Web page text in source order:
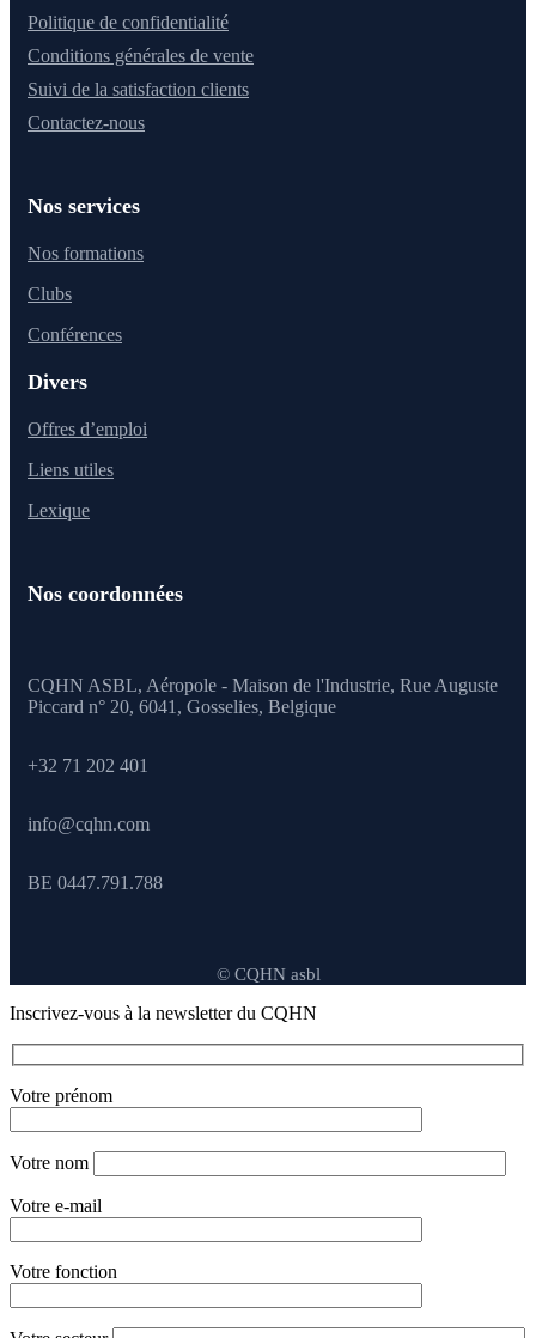
Politique de confidentialité
Conditions générales de vente
Suivi de la satisfaction clients
Contactez-nous
Nos services
Nos formations
Clubs
Conférences
Divers
Offres d’emploi
Liens utiles
Lexique
Nos coordonnées
CQHN ASBL, Aéropole - Maison de l'Industrie, Rue Auguste
Piccard n° 20, 6041, Gosselies, Belgique
+32 71 202 401
info@cqhn.com
BE 0447.791.788
© CQHN asbl
Inscrivez-vous à la newsletter du CQHN
Votre prénom
Votre nom
Votre e-mail
Votre fonction